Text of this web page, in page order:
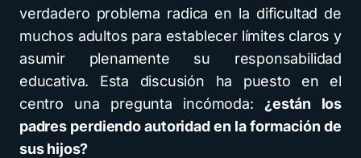
verdadero problema radica en la dificultad de
muchos adultos para establecer límites claros y
asumir plenamente su responsabilidad
educativa. Esta discusión ha puesto en el
centro una pregunta incómoda: ¿están los
padres perdiendo autoridad en la formación de
sus hijos?